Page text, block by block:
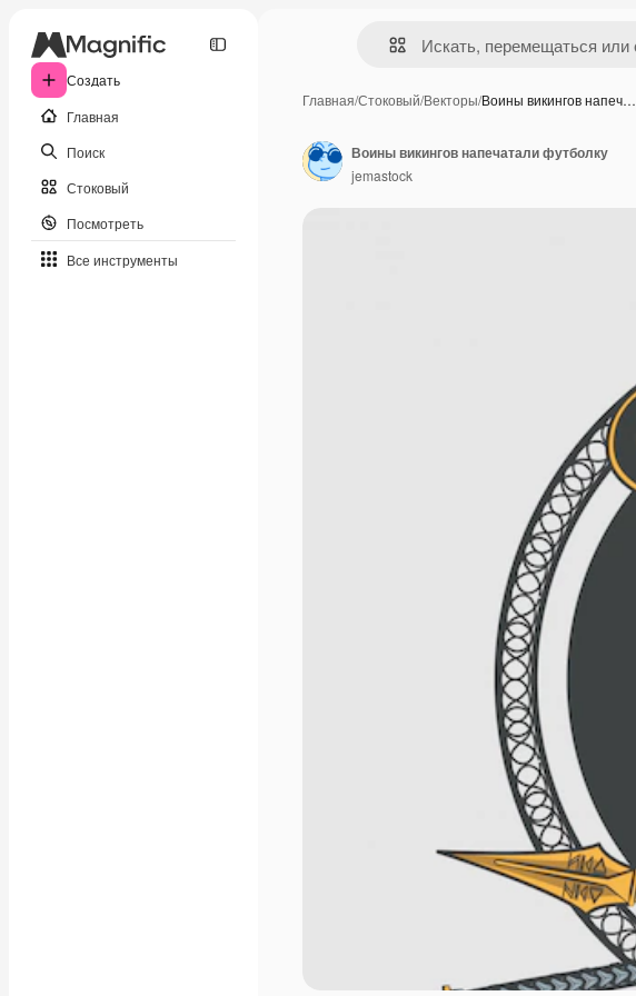
Создать
Главная
Поиск
Стоковый
Посмотреть
Все инструменты
Главная/Стоковый/Векторы/Воины викингов напеч…
Воины викингов напечатали футболку
jemastock